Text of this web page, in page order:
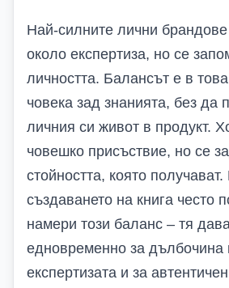
Най-силните лични
около експертиза, но се
личността. Балансът е в
човека зад знанията, без
личния си живот в продукт.
човешко присъствие, но се
стойността, която
създаването на книга често
намери този баланс – тя
едновременно за дълбочина
експертизата и за